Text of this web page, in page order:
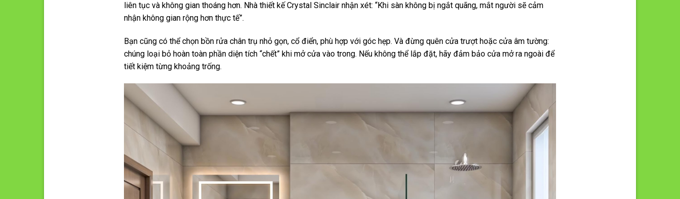
liên tục và không gian thoáng hơn. Nhà thiết kế Crystal Sinclair nhận xét: “Khi sàn không bị ngắt quãng, mắt người sẽ cảm
nhận không gian rộng hơn thực tế”.
Bạn cũng có thể chọn bồn rửa chân trụ nhỏ gọn, cổ điển, phù hợp với góc hẹp. Và đừng quên cửa trượt hoặc cửa âm tường:
chúng loại bỏ hoàn toàn phần diện tích “chết” khi mở cửa vào trong. Nếu không thể lắp đặt, hãy đảm bảo cửa mở ra ngoài để
tiết kiệm từng khoảng trống.